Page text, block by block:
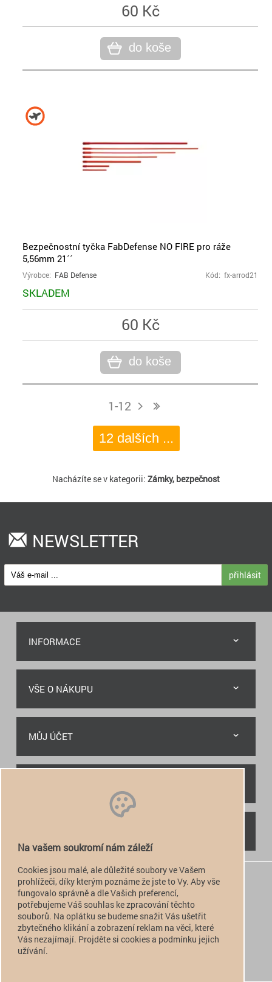
60 Kč
do koše
Bezpečnostní tyčka FabDefense NO FIRE pro ráže
5,56mm 21´´
Výrobce: FAB Defense Kód: fx-arrod21
SKLADEM
60 Kč
do koše
1-12 j n
12 dalších ...
Nacházíte se v kategorii: Zámky, bezpečnost
NEWSLETTER
přihlásit
INFORMACE
VŠE O NÁKUPU
MŮJ ÚČET
 +420 774 949 776
 info@alfatactical.cz
verze pro PC
Na vašem soukromí nám záleží
Cookies jsou malé, ale důležité soubory ve Vašem
prohlížeči, díky kterým poznáme že jste to Vy. Aby vše
fungovalo správně a dle Vašich preferencí,
potřebujeme Váš souhlas ke zpracování těchto
souborů. Na oplátku se budeme snažit Vás ušetřit
zbytečného klikání a zobrazení reklam na věci, které
Vás nezajímají. Projděte si cookies a podmínku jejich
užívání.